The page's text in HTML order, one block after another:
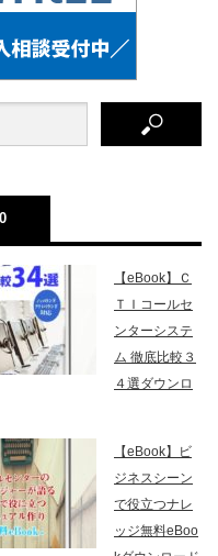
【eBook】Ｃ
ＴＩコールセ
ンターシステ
ム 徹底比較３
４選ダウンロ
【eBook】ビ
ジネスシーン
で役立つナレ
ッジ無料eBoo